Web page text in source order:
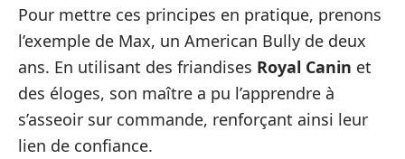
Pour mettre ces principes en pratique, prenons
l’exemple de Max, un American Bully de deux
ans. En utilisant des friandises Royal Canin et
des éloges, son maître a pu l’apprendre à
s’asseoir sur commande, renforçant ainsi leur
lien de confiance.